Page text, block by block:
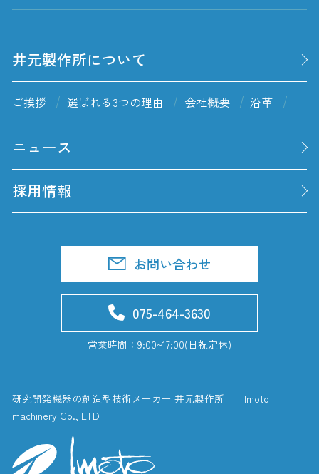
井元製作所について
ご挨拶 選ばれる3つの理由 会社概要 沿革
ニュース
採用情報
お問い合わせ
075-464-3630
営業時間：9:00~17:00(日祝定休)
研究開発機器の創造型技術メーカー 井元製作所 Imoto
machinery Co., LTD